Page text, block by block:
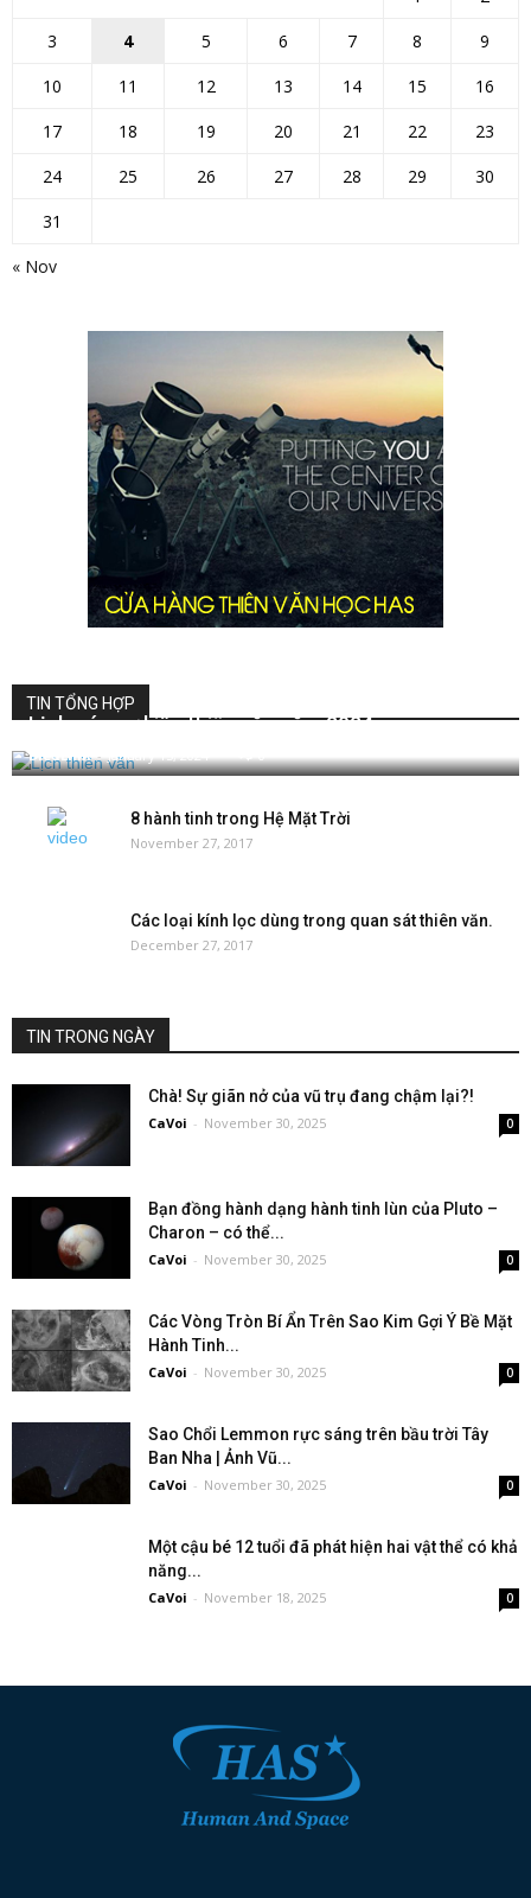
« Nov
3
4 5 6 7 8
9
10
11 12 13 14 15
16
17
18 19 20 21 22
23
24
25 26 27 28 29
30
31
TIN TỔNG HỢP
Lịch các sự kiện thiên văn năm 2024
DieuLinh - January 15, 2024 0
8 hành tinh trong Hệ Mặt Trời
November 27, 2017
Các loại kính lọc dùng trong quan sát thiên văn.
December 27, 2017
TIN TRONG NGÀY
Chà! Sự giãn nở của vũ trụ đang chậm lại?!
CaVoi - November 30, 2025 0
Bạn đồng hành dạng hành tinh lùn của Pluto –
Charon – có thể...
CaVoi - November 30, 2025 0
Các Vòng Tròn Bí Ẩn Trên Sao Kim Gợi Ý Bề Mặt
Hành Tinh...
CaVoi - November 30, 2025 0
Sao Chổi Lemmon rực sáng trên bầu trời Tây
Ban Nha | Ảnh Vũ...
CaVoi - November 30, 2025 0
Một cậu bé 12 tuổi đã phát hiện hai vật thể có khả
năng...
CaVoi - November 18, 2025 0